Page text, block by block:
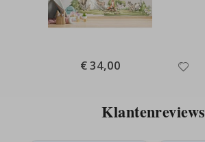
Special
Price
€ 34,00
Klantenreviews